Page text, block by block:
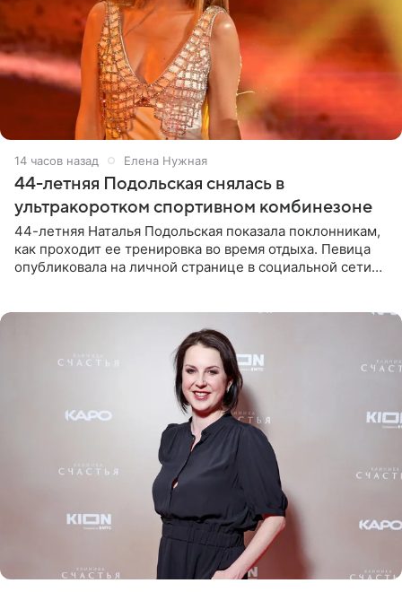
14 часов назад Елена Нужная
44-летняя Подольская снялась в
ультракоротком спортивном комбинезоне
44-летняя Наталья Подольская показала поклонникам,
как проходит ее тренировка во время отдыха. Певица
опубликовала на личной странице в социальной сети